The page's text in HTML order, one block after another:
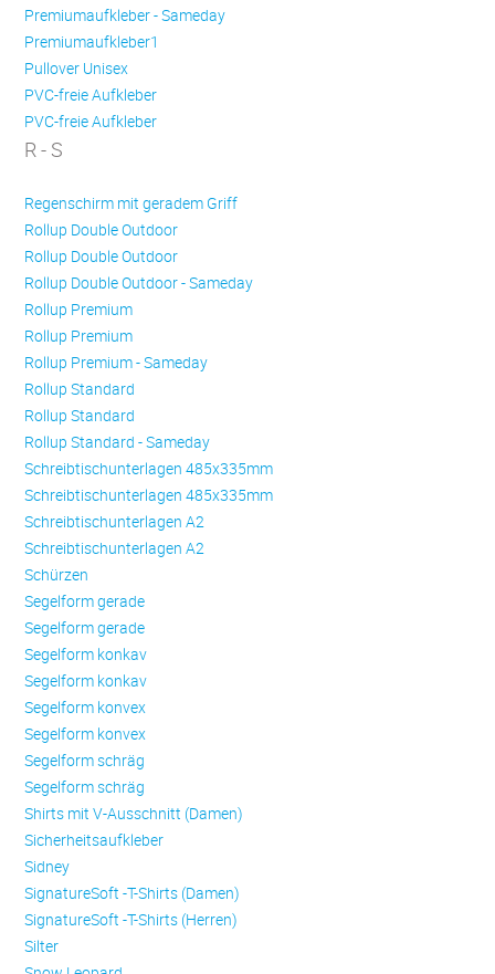
Premiumaufkleber - Sameday
Premiumaufkleber1
Pullover Unisex
PVC-freie Aufkleber
PVC-freie Aufkleber
R - S
Regenschirm mit geradem Griff
Rollup Double Outdoor
Rollup Double Outdoor
Rollup Double Outdoor - Sameday
Rollup Premium
Rollup Premium
Rollup Premium - Sameday
Rollup Standard
Rollup Standard
Rollup Standard - Sameday
Schreibtischunterlagen 485x335mm
Schreibtischunterlagen 485x335mm
Schreibtischunterlagen A2
Schreibtischunterlagen A2
Schürzen
Se­gel­form ge­ra­de
Se­gel­form ge­ra­de
Se­gel­form konkav
Se­gel­form konkav
Se­gel­form konvex
Se­gel­form konvex
Se­gel­form schräg
Se­gel­form schräg
Shirts mit V-Ausschnitt (Damen)
Sicherheitsaufkleber
Sidney
SignatureSoft -T-Shirts (Damen)
SignatureSoft -T-Shirts (Herren)
Silter